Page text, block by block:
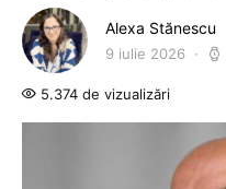
Alexa Stănescu
9 iulie 2026
5.374 de vizualizări